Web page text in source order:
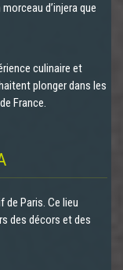
d’injera que
culinaire et
plonger dans les
France.
de Paris. Ce lieu
des décors et des